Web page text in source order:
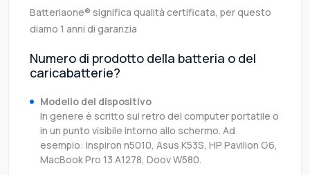
Batteriaone® significa qualità certificata, per questo
diamo 1 anni di garanzia
Numero di prodotto della batteria o del
caricabatterie?
Modello del dispositivo
In genere è scritto sul retro del computer portatile o
in un punto visibile intorno allo schermo. Ad
esempio: Inspiron n5010, Asus K53S, HP Pavilion G6,
MacBook Pro 13 A1278, Doov W580.